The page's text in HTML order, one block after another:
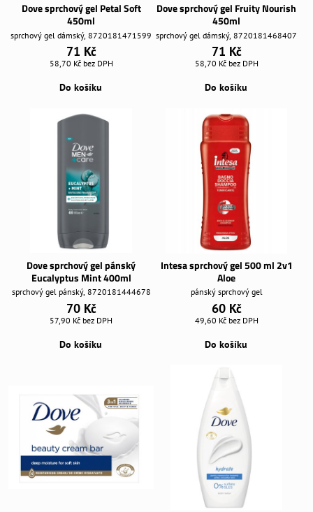
Dove sprchový gel Petal Soft
450ml
sprchový gel dámský, 8720181471599
71 Kč
58,70 Kč bez DPH
Do košíku
Dove sprchový gel Fruity Nourish
450ml
sprchový gel dámský, 8720181468407
71 Kč
58,70 Kč bez DPH
Do košíku
Dove sprchový gel pánský
Eucalyptus Mint 400ml
sprchový gel pánský, 8720181444678
70 Kč
57,90 Kč bez DPH
Do košíku
Intesa sprchový gel 500 ml 2v1
Aloe
pánský sprchový gel
60 Kč
49,60 Kč bez DPH
Do košíku